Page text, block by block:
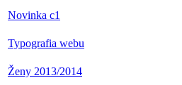
Novinka c1
Typografia webu
Ženy 2013/2014